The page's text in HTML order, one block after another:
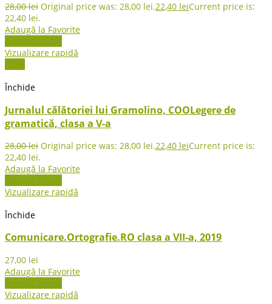
28,00lei Original price was: 28,00 lei.22,40 leiCurrent price is:
22,40 lei.
Adaugă la Favorite
Adaugă în coș
Vizualizare rapidă
-20%
Închide
Jurnalul călătoriei lui Gramolino, COOLegere de
gramatică, clasa a V-a
28,00lei Original price was: 28,00 lei.22,40 leiCurrent price is:
22,40 lei.
Adaugă la Favorite
Adaugă în coș
Vizualizare rapidă
Închide
Comunicare.Ortografie.RO clasa a VII-a, 2019
27,00 lei
Adaugă la Favorite
Adaugă în coș
Vizualizare rapidă